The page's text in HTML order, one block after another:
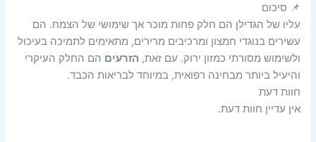
📌 סיכום
עליו של הגדילן הם חלק פחות מוכר אך שימושי של הצמח. הם
עשירים בנוגדי חמצון ומרכיבים מרירים, מתאימים לתמיכה בעיכול
ולשימוש מסורתי כמזון ירוק. עם זאת, הזרעים הם החלק העיקרי
והיעיל ביותר מבחינה רפואית, במיוחד לבריאות הכבד.
חוות דעת
אין עדיין חוות דעת.